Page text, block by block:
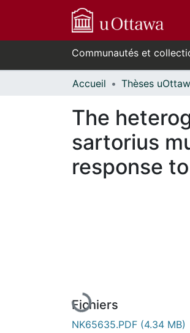
Communautés et
Accueil
The
sartorius
response
En cours de chargement...
Fichiers
NK65635.PDF (4.34 MB)